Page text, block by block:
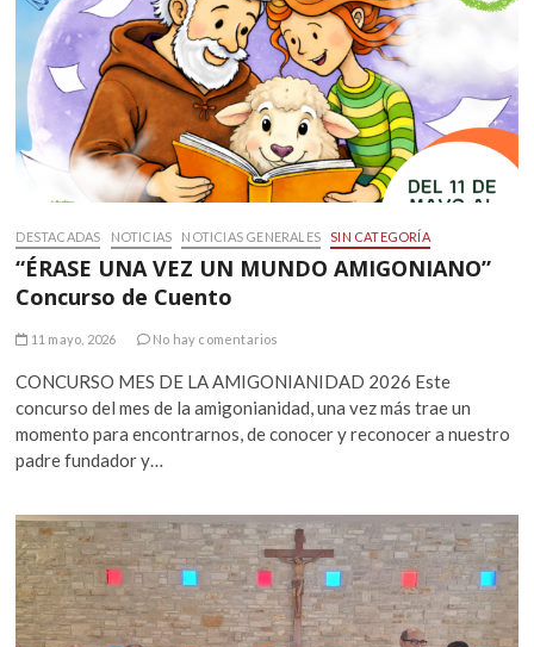
DESTACADAS NOTICIAS NOTICIAS GENERALES SIN CATEGORÍA
“ÉRASE UNA VEZ UN MUNDO AMIGONIANO”
Concurso de Cuento
11 mayo, 2026 No hay comentarios
CONCURSO MES DE LA AMIGONIANIDAD 2026 Este
concurso del mes de la amigonianidad, una vez más trae un
momento para encontrarnos, de conocer y reconocer a nuestro
padre fundador y…